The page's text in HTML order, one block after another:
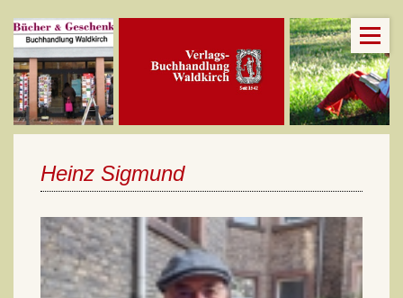
Heinz Sigmund